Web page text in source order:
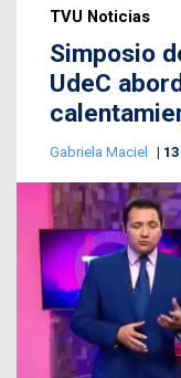
TVU Noticias
Simposio
UdeC
Gabriela Maciel